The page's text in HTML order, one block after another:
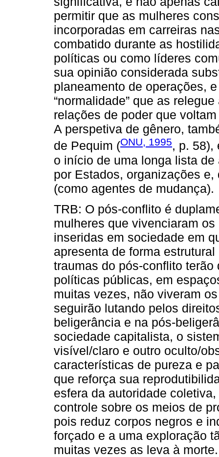
permitir que as mulheres
incorporadas em carreiras
combatido durante as
políticas ou como líderes
sua opinião considerada
planeamento de operações,
“normalidade” que as
relações de poder que
A perspetiva de gênero,
de Pequim (ONU, 1995, p. 58),
o início de uma longa lista
por Estados, organizações
(como agentes de mudança).
TRB: O pós-conflito é
mulheres que vivenciaram
inseridas em sociedade em
apresenta de forma
traumas do pós-conflito
políticas públicas, em
muitas vezes, não viveram
seguirão lutando pelos
beligerância e na pós-
sociedade capitalista, o
visível/claro e outro oculto/
características de pureza e
que reforça sua
esfera da autoridade
controle sobre os meios de
pois reduz corpos negros e
forçado e a uma exploração
muitas vezes as leva à morte.